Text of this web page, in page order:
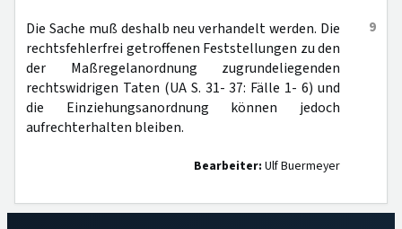
9
Die Sache muß deshalb neu verhandelt werden. Die
rechtsfehlerfrei getroffenen Feststellungen zu den
der Maßregelanordnung zugrundeliegenden
rechtswidrigen Taten (UA S. 31- 37: Fälle 1- 6) und
die Einziehungsanordnung können jedoch
aufrechterhalten bleiben.
Bearbeiter: Ulf Buermeyer